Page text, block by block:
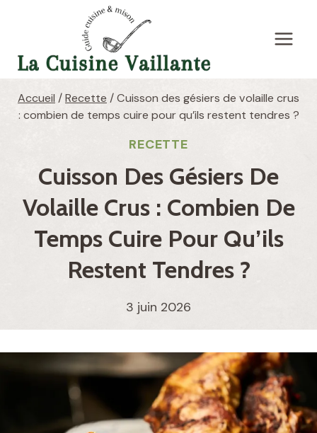
Accueil /Recette /Cuisson des gésiers de volaille crus
: combien de temps cuire pour qu’ils restent tendres ?
RECETTE
Cuisson Des Gésiers De
Volaille Crus : Combien De
Temps Cuire Pour Qu’ils
Restent Tendres ?
3 juin 2026